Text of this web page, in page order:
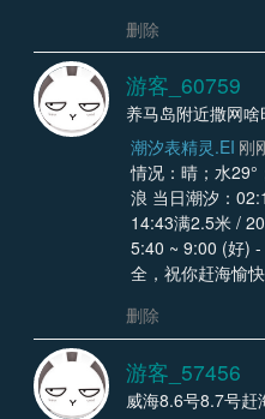
删除
游客_60759
养马岛附近撒网
潮汐表精灵.EI 刚
情况：晴；水29°
浪 当日潮汐：
14:43满2.5米 /
5:40 ~ 9:00 (好)
全，祝你赶海愉快
删除
游客_57456
威海8.6号8.7号赶